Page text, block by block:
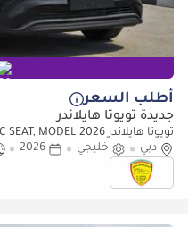
أطلب السعر
جديدة تويوتا هايلاندر
تويوتا هايلاندر GLE 2.5 HYBRID, SUNROOF, ELECTRIC SEAT, MODEL 2026
دبي
خليجي 2026